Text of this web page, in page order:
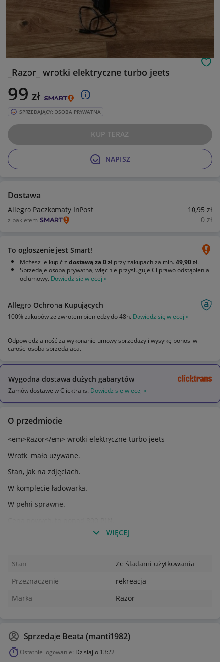
_Razor_ wrotki elektryczne turbo jeets
99 zł
SPRZEDAJĄCY: OSOBA PRYWATNA
NAPISZ
KUP TERAZ
Dostawa
Allegro Paczkomaty InPost 10,95 zł
z pakietem 0 zł
To ogłoszenie jest Smart!
Możesz je kupić z dostawą za 0 zł przy zakupach za min. 49,90 zł.
Sprzedaje osoba prywatna, więc nie przysługuje Ci prawo odstąpienia
od umowy. Dowiedz się więcej »
Allegro Ochrona Kupujących
100% zakupów ze zwrotem pieniędzy do 48h. Dowiedz się więcej »
Odpowiedzialność za wykonanie umowy sprzedaży i wysyłkę ponosi w
całości osoba sprzedająca.
Wygodna dostawa dużych gabarytów
Zamów dostawę w Clicktrans. Dowiedz się więcej »
O przedmiocie
<em>Razor</em> wrotki elektryczne turbo jeets
Wrotki mało używane.
Stan, jak na zdjęciach.
W komplecie ładowarka.
W pełni sprawne.
WIĘCEJ
Stan
Ze śladami użytkowania
Przeznaczenie
rekreacja
Marka
Razor
Sprzedaje Beata (manti1982)
Ostatnie logowanie: Dzisiaj o 13:22